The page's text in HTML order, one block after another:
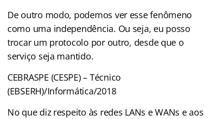
De outro modo, podemos ver esse fenômeno
como uma independência. Ou seja, eu posso
trocar um protocolo por outro, desde que o
serviço seja mantido.
CEBRASPE (CESPE) – Técnico
(EBSERH)/Informática/2018
No que diz respeito às redes LANs e WANs e aos